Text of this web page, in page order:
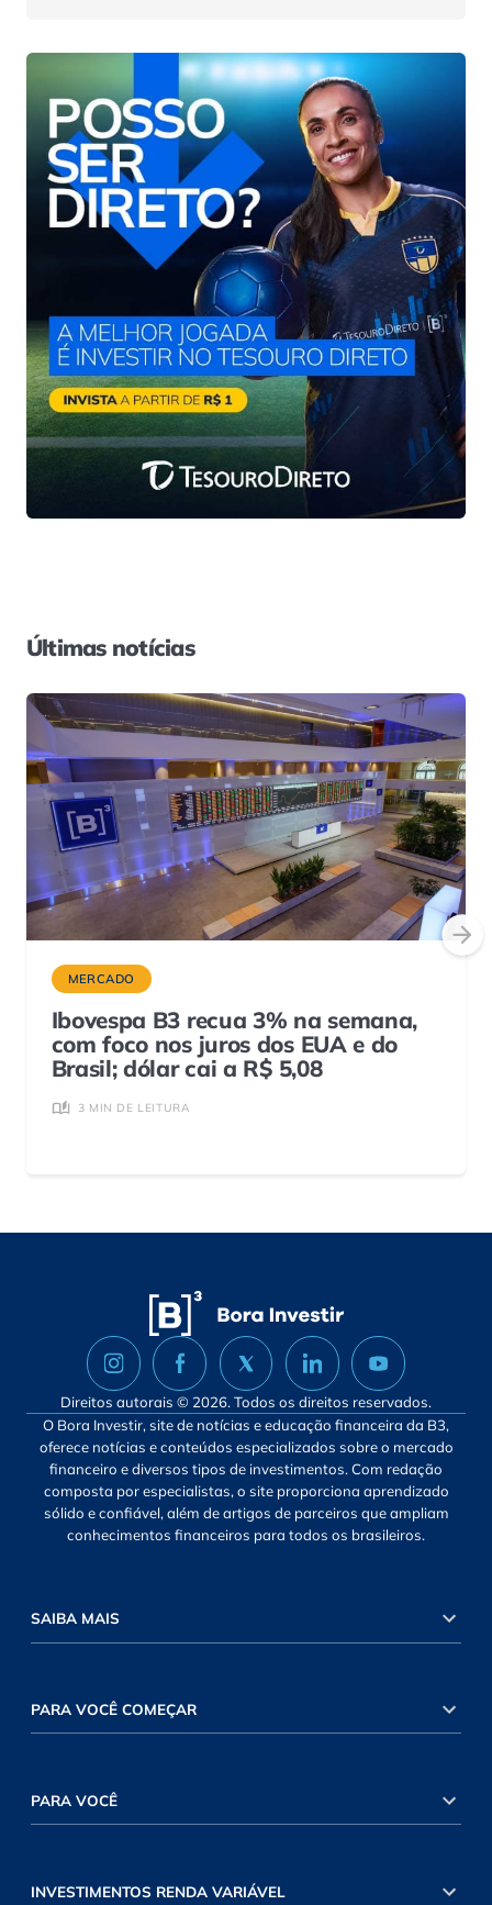
Últimas notícias
MERCADO
Ibovespa B3 recua 3% na semana,
com foco nos juros dos EUA e do
Brasil; dólar cai a R$ 5,08
3 MIN DE LEITURA
Direitos autorais © 2026. Todos os direitos reservados.
O Bora Investir, site de notícias e educação financeira da B3,
oferece notícias e conteúdos especializados sobre o mercado
financeiro e diversos tipos de investimentos. Com redação
composta por especialistas, o site proporciona aprendizado
sólido e confiável, além de artigos de parceiros que ampliam
conhecimentos financeiros para todos os brasileiros.
SAIBA MAIS
PARA VOCÊ COMEÇAR
PARA VOCÊ
INVESTIMENTOS RENDA VARIÁVEL